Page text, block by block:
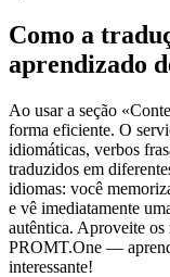
Como a
aprendizado
Ao usar a seção
forma eficiente. O
idiomáticas, verbos
traduzidos em
idiomas: você
e vê imediatamente
autêntica. Aproveite os
PROMT.One —
interessante!